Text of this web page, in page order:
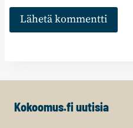
Kokoomus.fi uutisia